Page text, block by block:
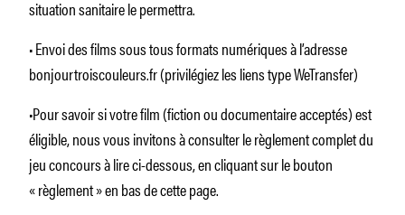
situation sanitaire le permettra.
• Envoi des films sous tous formats numériques à l’adresse
bonjourtroiscouleurs.fr (privilégiez les liens type WeTransfer)
•Pour savoir si votre film (fiction ou documentaire acceptés) est
éligible, nous vous invitons à consulter le règlement complet du
jeu concours à lire ci-dessous, en cliquant sur le bouton
« règlement » en bas de cette page.